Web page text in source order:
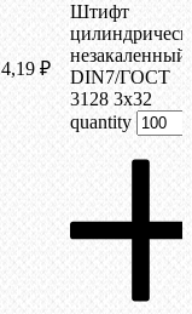
4,19 ₽
Штифт
незакаленный
DIN7/ГОСТ
3128 3х32
quantity